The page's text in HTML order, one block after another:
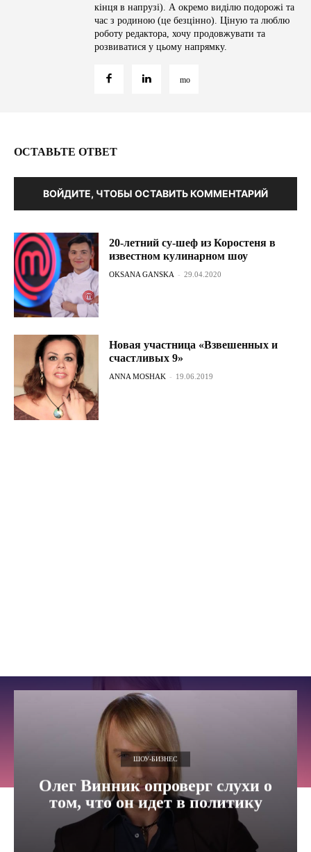
кінця в напрузі). А окремо виділю подорожі та
час з родиною (це безцінно). Ціную та люблю
роботу редактора, хочу продовжувати та
розвиватися у цьому напрямку.
ОСТАВЬТЕ ОТВЕТ
ВОЙДИТЕ, ЧТОБЫ ОСТАВИТЬ КОММЕНТАРИЙ
20-летний су-шеф из Коростеня в
известном кулинарном шоу
OKSANA GANSKA - 29.04.2020
Новая участница «Взвешенных и
счастливых 9»
ANNA MOSHAK - 19.06.2019